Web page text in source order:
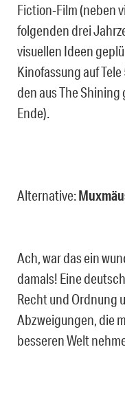
Fiction-Film (neben
folgenden drei
visuellen Ideen
Kinofassung auf
den aus The
Ende).
Alternative:
Ach, war das ein
damals! Eine
Recht und Ordnung
Abzweigungen, die
besseren Welt